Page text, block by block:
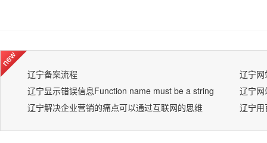
辽宁备案流程
辽宁
辽宁显示错误信息Function name must be a string
辽宁解决企业营销的痛点可以通过互联网的思维
辽宁